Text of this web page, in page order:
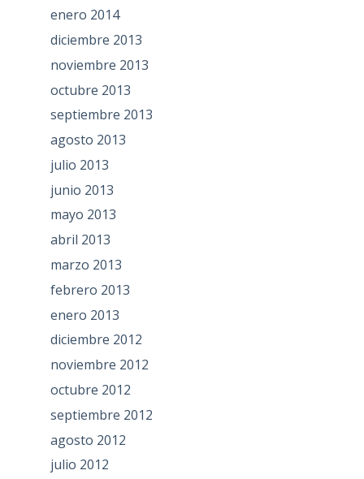
enero 2014
diciembre 2013
noviembre 2013
octubre 2013
septiembre 2013
agosto 2013
julio 2013
junio 2013
mayo 2013
abril 2013
marzo 2013
febrero 2013
enero 2013
diciembre 2012
noviembre 2012
octubre 2012
septiembre 2012
agosto 2012
julio 2012